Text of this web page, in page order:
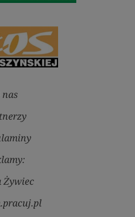
nas
Żywiec